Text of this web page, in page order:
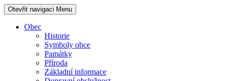
Otevřit navigaci Menu
Obec
Historie
Symboly obce
Památky
Příroda
Základní informace